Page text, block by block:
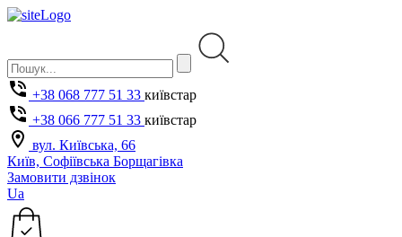
+38 068 777 51 33 київстар
+38 066 777 51 33 київстар
вул. Київська, 66
Київ, Софіївська Борщагівка
Замовити дзвінок
Ua